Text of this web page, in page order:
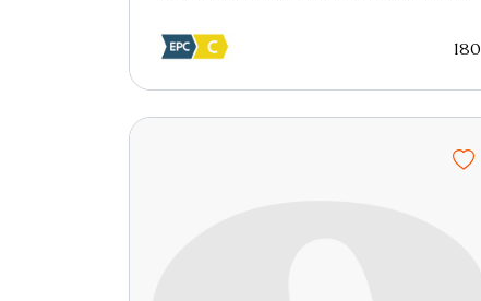
180